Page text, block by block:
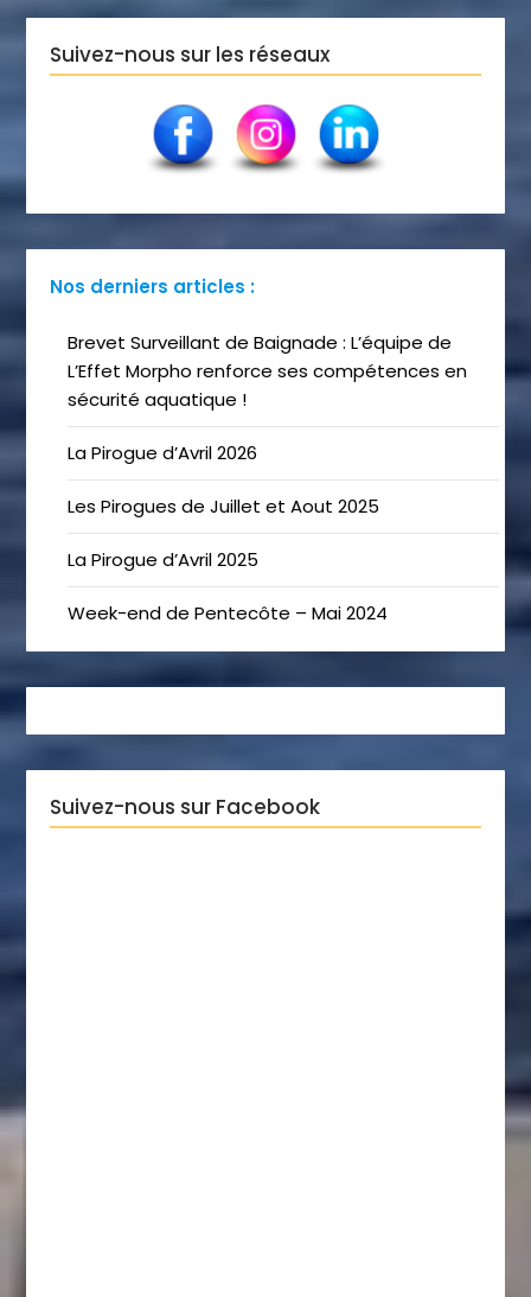
Suivez-nous sur les réseaux
Nos derniers articles :
Brevet Surveillant de Baignade : L’équipe de
L’Effet Morpho renforce ses compétences en
sécurité aquatique !
La Pirogue d’Avril 2026
Les Pirogues de Juillet et Aout 2025
La Pirogue d’Avril 2025
Week-end de Pentecôte – Mai 2024
Suivez-nous sur Facebook